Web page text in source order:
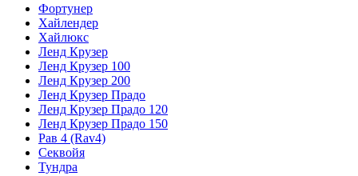
Фортунер
Хайлендер
Хайлюкс
Ленд Крузер
Ленд Крузер 100
Ленд Крузер 200
Ленд Крузер Прадо
Ленд Крузер Прадо 120
Ленд Крузер Прадо 150
Рав 4 (Rav4)
Секвойя
Тундра